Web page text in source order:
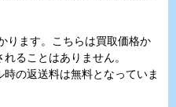
ります。こちらは買取価格か
ることはありません。
の返送料は無料となっていま